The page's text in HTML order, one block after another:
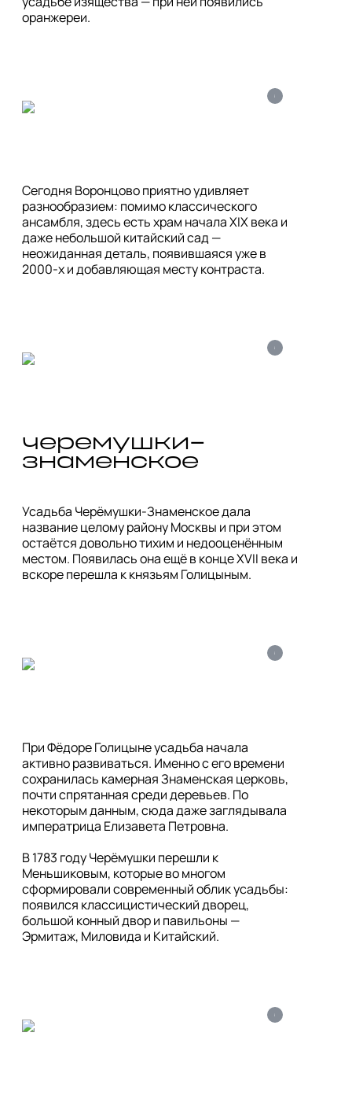
оранжереи.
i
Сегодня Воронцово приятно удивляет
разнообразием: помимо классического
ансамбля, здесь есть храм начала XIX века и
даже небольшой китайский сад —
неожиданная деталь, появившаяся уже в
2000-х и добавляющая месту контраста.
i
черемушки-
знаменское
Усадьба Черёмушки-Знаменское дала
название целому району Москвы и при этом
остаётся довольно тихим и недооценённым
местом. Появилась она ещё в конце XVII века и
вскоре перешла к князьям Голицыным.
i
При Фёдоре Голицыне усадьба начала
активно развиваться. Именно с его времени
сохранилась камерная Знаменская церковь,
почти спрятанная среди деревьев. По
некоторым данным, сюда даже заглядывала
императрица Елизавета Петровна.
В 1783 году Черёмушки перешли к
Меньшиковым, которые во многом
сформировали современный облик усадьбы:
появился классицистический дворец,
большой конный двор и павильоны —
Эрмитаж, Миловида и Китайский.
i